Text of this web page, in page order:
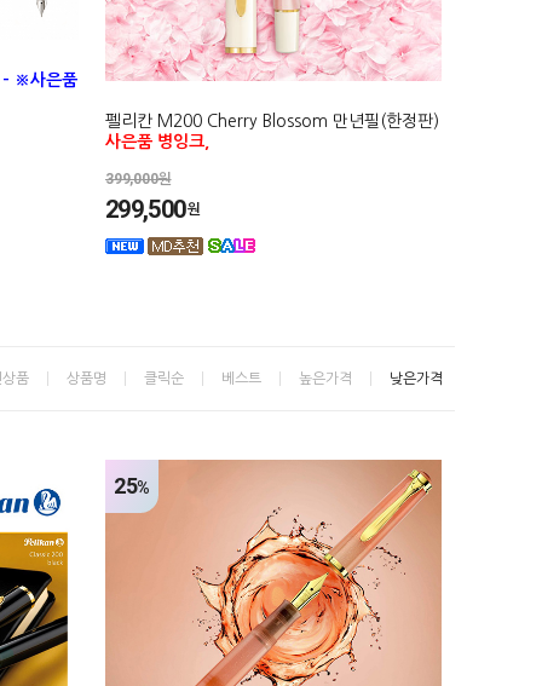
- ※사은품
펠리칸 M200 Cherry Blossom 만년필(한정판)
사은품 병잉크,
399,000원
299,500원
상품 상품명 클릭순 베스트 높은가격 낮은가격
25%